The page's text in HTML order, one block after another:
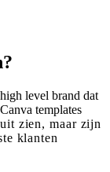
level brand dat
templates
uit zien, maar zijn
klanten